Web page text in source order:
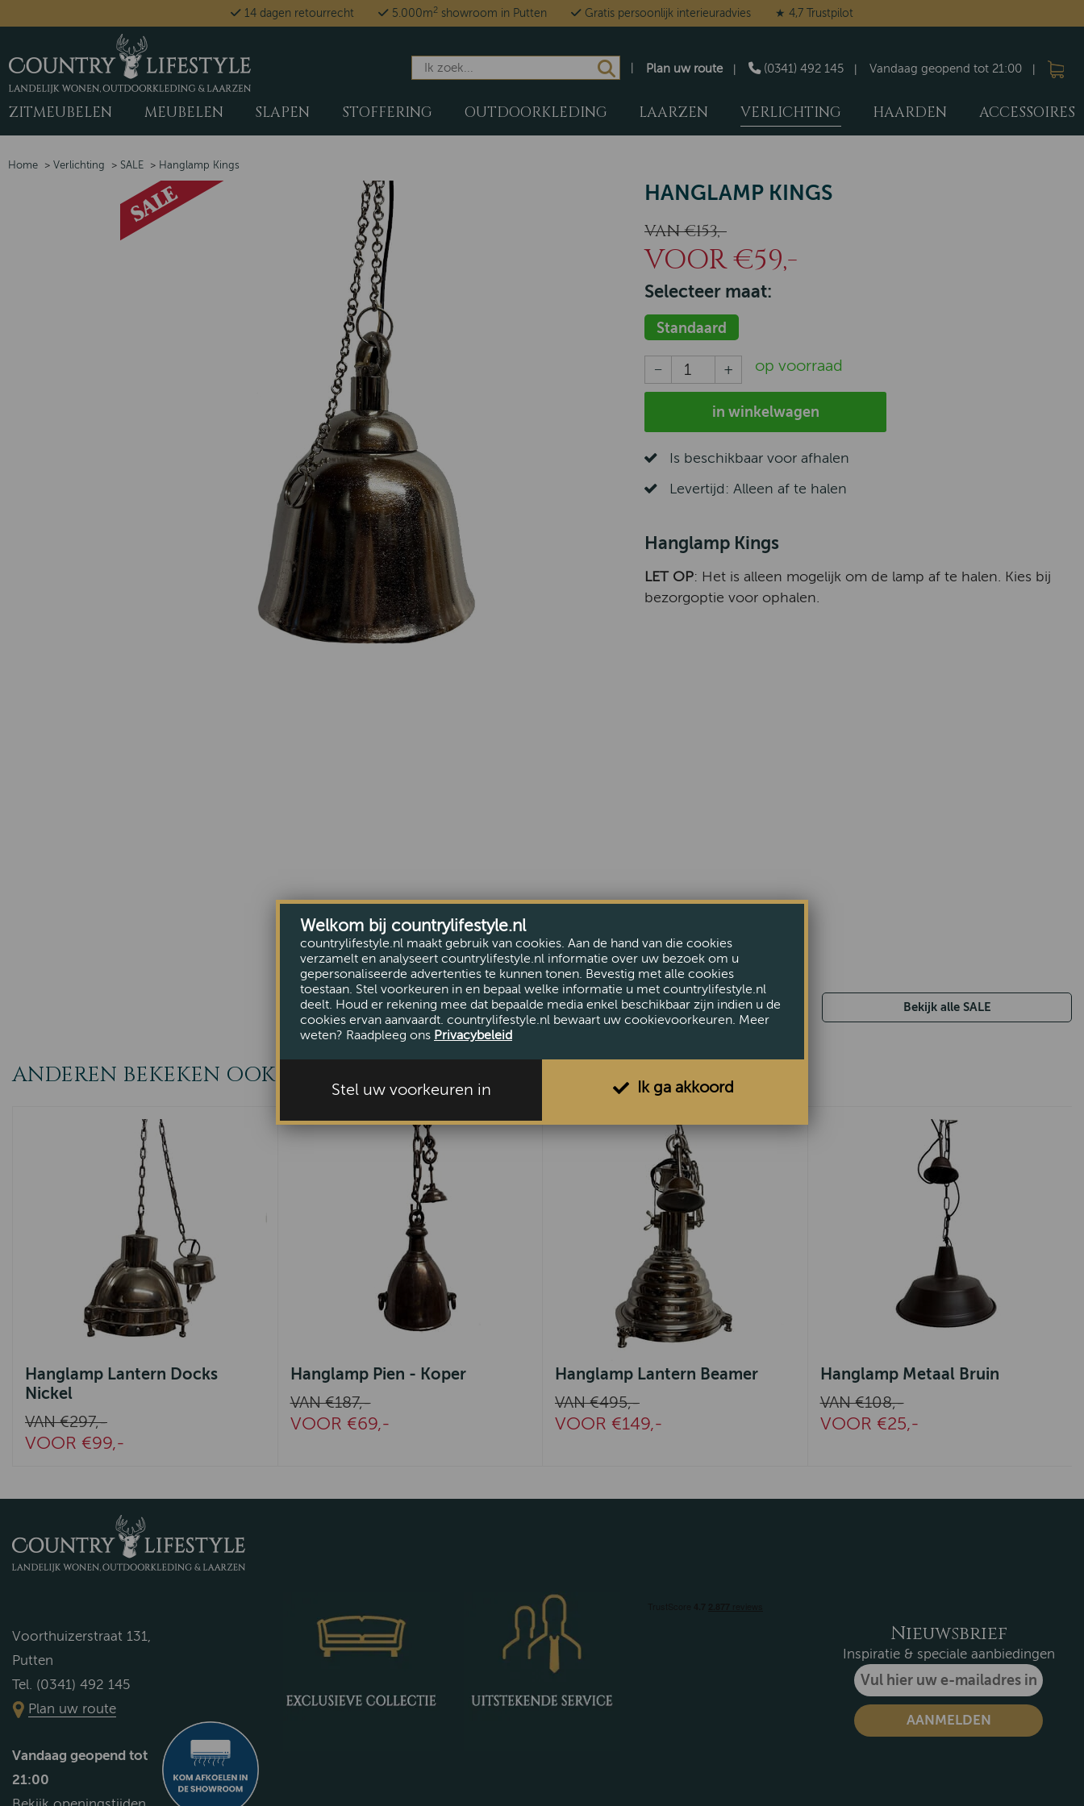
14 dagen retourrecht 5.000m2 showroom in Putten Gratis persoonlijk interieuradvies ★ 4,7 Trustpilot
Vandaag geopend tot 21:00
(0341) 492 145
Plan uw route
ZITMEUBELEN MEUBELEN SLAPEN STOFFERING OUTDOORKLEDING LAARZEN VERLICHTING HAARDEN ACCESSOIRES
Home > Verlichting > SALE > Hanglamp Kings
HANGLAMP KINGS
VAN €153,-
VOOR €59,-
Selecteer maat:
Standaard
op voorraad
in winkelwagen
Is beschikbaar voor afhalen
Levertijd: Alleen af te halen
Hanglamp Kings
LET OP: Het is alleen mogelijk om de lamp af te halen. Kies bij
bezorgoptie voor ophalen.
Bekijk alle SALE
ANDEREN BEKEKEN OOK
Hanglamp Lantern Docks
Nickel
VAN €297,-
VOOR €99,-
Hanglamp Pien - Koper
VAN €187,-
VOOR €69,-
Hanglamp Lantern Beamer
VAN €495,-
VOOR €149,-
Hanglamp Metaal Bruin
VAN €108,-
VOOR €25,-
Voorthuizerstraat 131,
Putten
Tel. (0341) 492 145
Plan uw route
Vandaag geopend tot
21:00
Nieuwsbrief
Inspiratie & speciale aanbiedingen
Welkom bij countrylifestyle.nl
countrylifestyle.nl maakt gebruik van cookies. Aan de hand van die cookies
verzamelt en analyseert countrylifestyle.nl informatie over uw bezoek om u
gepersonaliseerde advertenties te kunnen tonen. Bevestig met alle cookies
toestaan. Stel voorkeuren in en bepaal welke informatie u met countrylifestyle.nl
deelt. Houd er rekening mee dat bepaalde media enkel beschikbaar zijn indien u de
cookies ervan aanvaardt. countrylifestyle.nl bewaart uw cookievoorkeuren. Meer
weten? Raadpleeg ons Privacybeleid
Stel uw voorkeuren in Ik ga akkoord